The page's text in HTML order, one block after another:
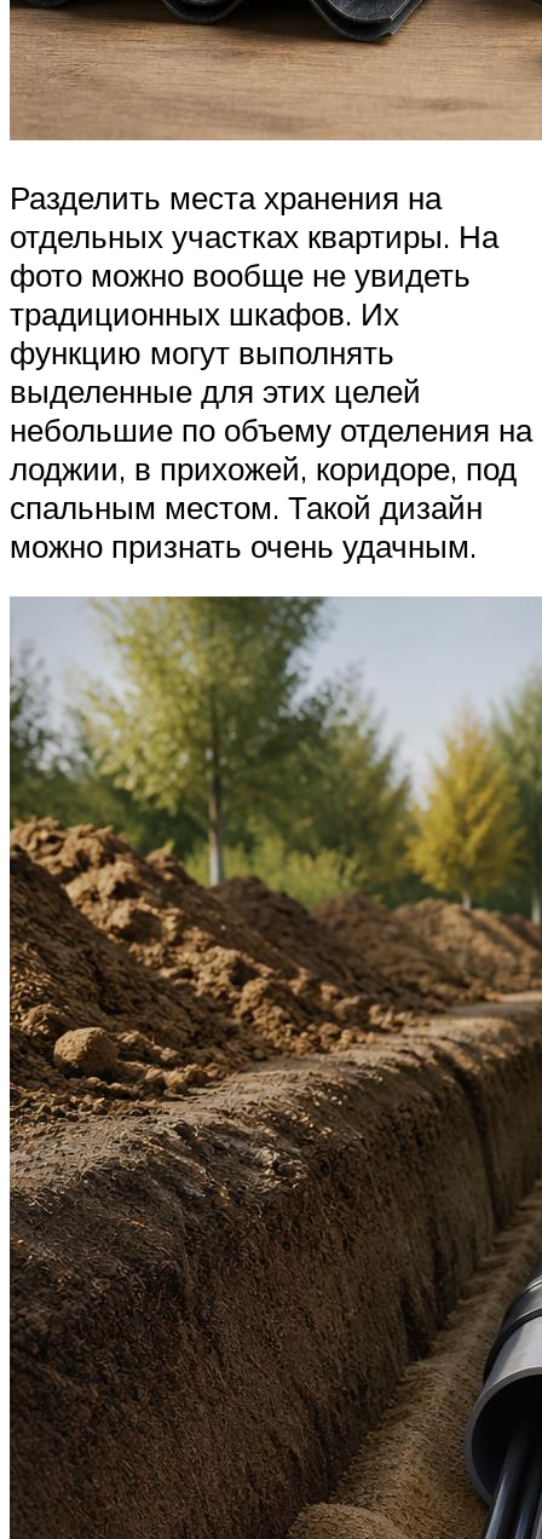
Разделить места хранения на
отдельных участках квартиры. На
фото можно вообще не увидеть
традиционных шкафов. Их
функцию могут выполнять
выделенные для этих целей
небольшие по объему отделения на
лоджии, в прихожей, коридоре, под
спальным местом. Такой дизайн
можно признать очень удачным.